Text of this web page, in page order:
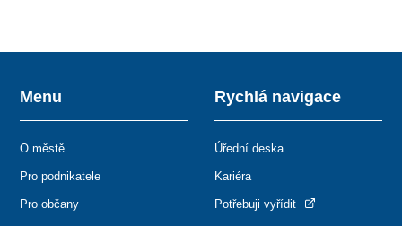
Menu
O městě
Pro podnikatele
Pro občany
Rychlá navigace
Úřední deska
Kariéra
Potřebuji vyřídit